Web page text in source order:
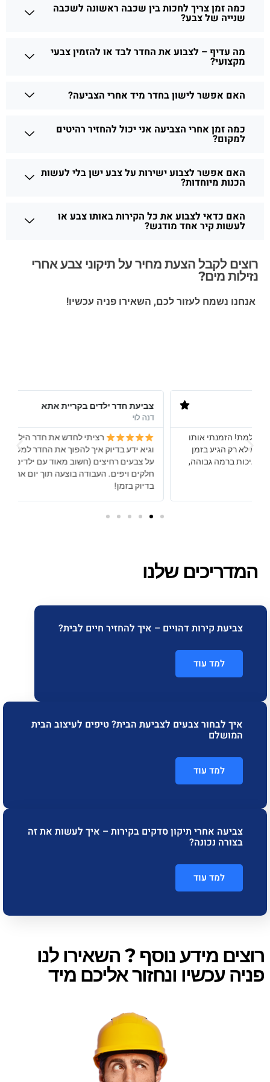
כמה זמן צריך לחכות בין שכבה ראשונה לשכבה
שנייה של צבע?
מה עדיף – לצבוע את החדר לבד או להזמין צבעי
מקצועי?
האם אפשר לישון בחדר מיד אחרי הצביעה?
כמה זמן אחרי הצביעה אני יכול להחזיר רהיטים
למקום?
האם אפשר לצבוע ישירות על צבע ישן בלי לעשות
הכנות מיוחדות?
האם כדאי לצבוע את כל הקירות באותו צבע או
לעשות קיר אחד מודגש?
רוצים לקבל הצעת מחיר על תיקוני צבע אחרי
נזילות מים?
אנחנו נשמח לעזור לכם, השאירו פניה עכשיו!
צביעת חדר ילדים בקריית אתא
רציתי לחדש את חדר הילדים בצבעים מיוחדים,
וגיא ידע בדיוק איך להפוך את החדר למקום קסום! הוא המליץ
על צבעים רחיצים (חשוב מאוד עם ילדים קטנים) והקירות יצאו
חלקים ויפים. העבודה בוצעה תוך יום אחד, והחדר היה מוכן
המדריכים שלנו
צביעת קירות דהויים – איך להחזיר חיים לבית?
למד עוד
איך לבחור צבעים לצביעת הבית? טיפים לעיצוב הבית
המושלם
למד עוד
צביעה אחרי תיקון סדקים בקירות – איך לעשות את זה
בצורה נכונה?
למד עוד
רוצים מידע נוסף ? השאירו לנו
פניה עכשיו ונחזור אליכם מיד